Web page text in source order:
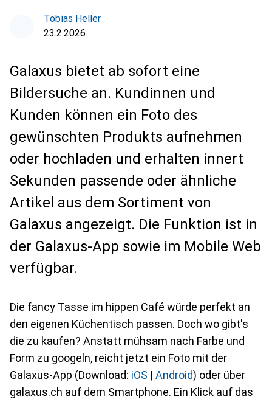
Tobias Heller
23.2.2026
Galaxus bietet ab sofort eine
Bildersuche an. Kundinnen und
Kunden können ein Foto des
gewünschten Produkts aufnehmen
oder hochladen und erhalten innert
Sekunden passende oder ähnliche
Artikel aus dem Sortiment von
Galaxus angezeigt. Die Funktion ist in
der Galaxus-App sowie im Mobile Web
verfügbar.
Die fancy Tasse im hippen Café würde perfekt an
den eigenen Küchentisch passen. Doch wo gibt's
die zu kaufen? Anstatt mühsam nach Farbe und
Form zu googeln, reicht jetzt ein Foto mit der
Galaxus-App (Download: iOS | Android) oder über
galaxus.ch auf dem Smartphone. Ein Klick auf das